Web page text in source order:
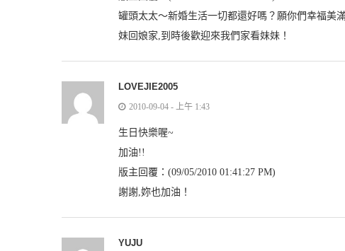
罐頭太太～新婚生活一切都還好嗎？願你們幸福美
妹回娘家,到時後歡迎來我們家看妹妹！
LOVEJIE2005
2010-09-04 - 上午 1:43
生日快樂喔~
加油!!
版主回覆：(09/05/2010 01:41:27 PM)
謝謝,妳也加油！
YUJU